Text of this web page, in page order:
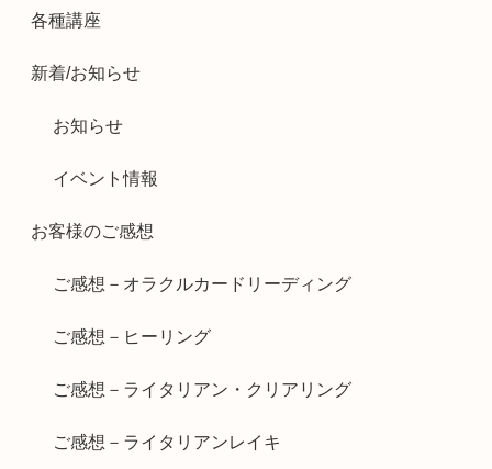
各種講座
新着/お知らせ
お知らせ
イベント情報
お客様のご感想
ご感想－オラクルカードリーディング
ご感想－ヒーリング
ご感想－ライタリアン・クリアリング
ご感想－ライタリアンレイキ